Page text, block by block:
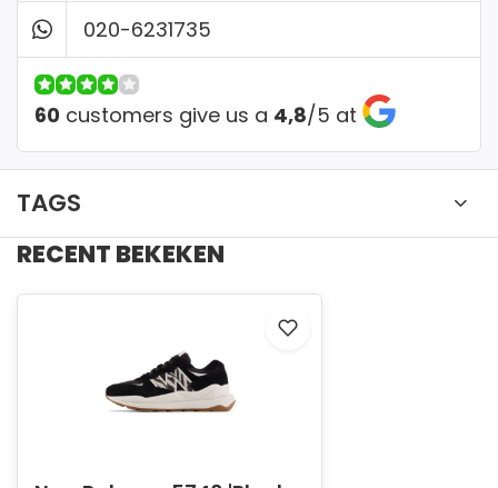
✔ Gemakkelijk passen in onze winkel
020-6231735
60 customers give us a 4,8/5 at
TAGS
RECENT BEKEKEN